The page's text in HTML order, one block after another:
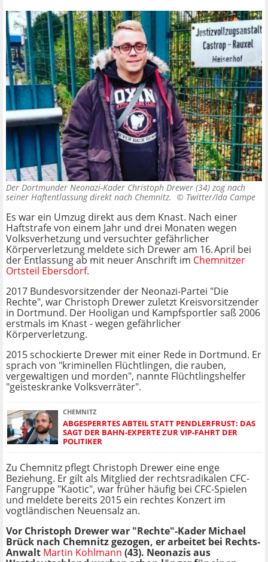
Der Dortmunder Neonazi-Kader Christoph Drewer (34) zog nach
seiner Haftentlassung direkt nach Chemnitz. © Twitter/Ida Campe
Es war ein Umzug direkt aus dem Knast. Nach einer
Haftstrafe von einem Jahr und drei Monaten wegen
Volksverhetzung und versuchter gefährlicher
Körperverletzung meldete sich Drewer am 16. April bei
der Entlassung ab mit neuer Anschrift im Chemnitzer
Ortsteil Ebersdorf.
2017 Bundesvorsitzender der Neonazi-Partei "Die
Rechte", war Christoph Drewer zuletzt Kreisvorsitzender
in Dortmund. Der Hooligan und Kampfsportler saß 2006
erstmals im Knast - wegen gefährlicher
Körperverletzung.
2015 schockierte Drewer mit einer Rede in Dortmund. Er
sprach von "kriminellen Flüchtlingen, die rauben,
vergewaltigen und morden", nannte Flüchtlingshelfer
"geisteskranke Volksverräter".
CHEMNITZ
ABGESPERRTES ABTEIL STATT PENDLERFRUST: DAS
SAGT DER BAHN-EXPERTE ZUR VIP-FAHRT DER
POLITIKER
Zu Chemnitz pflegt Christoph Drewer eine enge
Beziehung. Er gilt als Mitglied der rechtsradikalen CFC-
Fangruppe "Kaotic", war früher häufig bei CFC-Spielen
und meldete bereits 2015 ein rechtes Konzert im
vogtländischen Neuensalz an.
Vor Christoph Drewer war "Rechte"-Kader Michael
Brück nach Chemnitz gezogen, er arbeitet bei Rechts-
Anwalt Martin Kohlmann (43). Neonazis aus